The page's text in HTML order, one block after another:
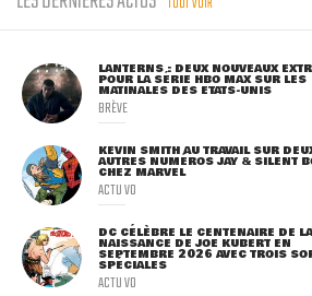
LANTERNS : DEUX NOUVEAUX
POUR LA SÉRIE HBO MAX SUR LES
MATINALES DES ETATS-UNIS
BRÈVE
KEVIN SMITH AU TRAVAIL SUR
AUTRES NUMÉROS JAY & SILENT
CHEZ MARVEL
ACTU VO
DC CÉLÈBRE LE CENTENAIRE DE LA
NAISSANCE DE JOE KUBERT EN
SEPTEMBRE 2026 AVEC TROIS
SPÉCIALES
ACTU VO